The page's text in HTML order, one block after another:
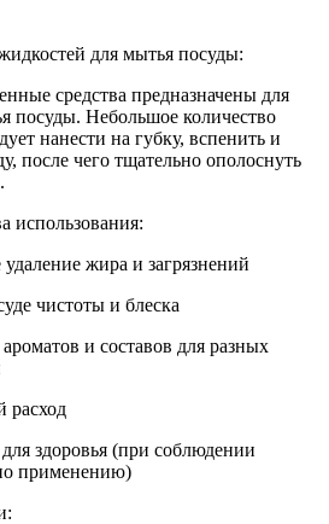
для мытья посуды:
средства предназначены для
посуды. Небольшое количество
нанести на губку, вспенить и
после чего тщательно ополоснуть
использования:
жира и загрязнений
чистоты и блеска
и составов для разных
расход
для здоровья (при соблюдении
применению)